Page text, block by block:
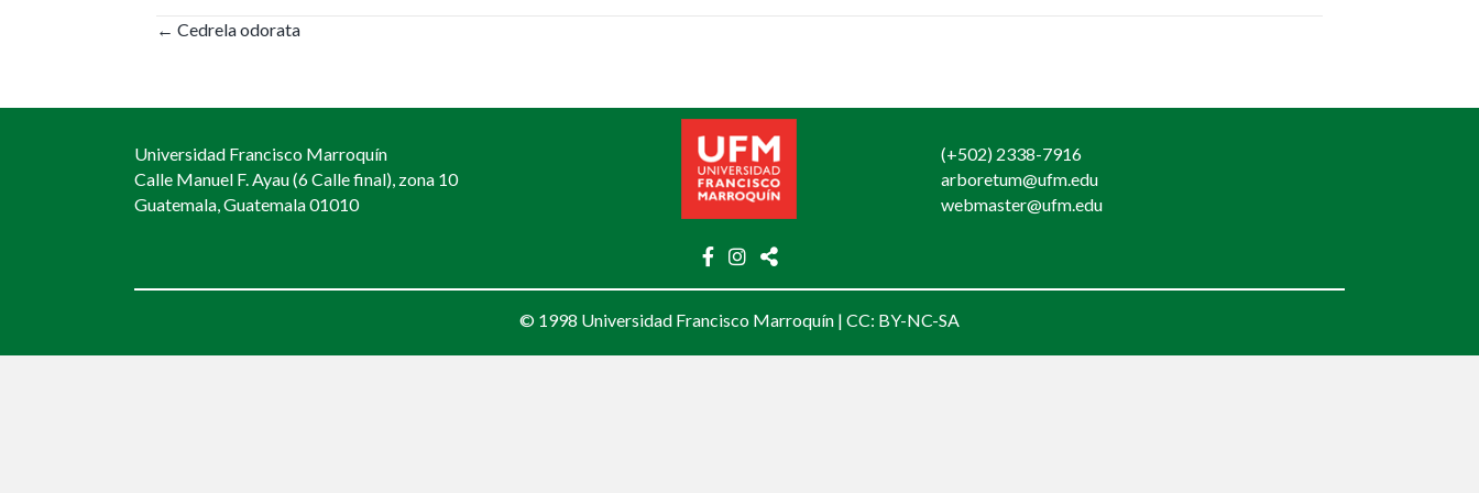
Posts
← Cedrela odorata
Universidad Francisco Marroquín
Calle Manuel F. Ayau (6 Calle final), zona 10
Guatemala, Guatemala 01010
(+502) 2338-7916
arboretum@ufm.edu
webmaster@ufm.edu
© 1998 Universidad Francisco Marroquín | CC: BY-NC-SA